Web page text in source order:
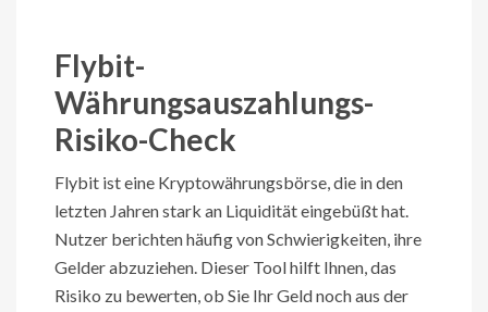
Flybit-
Währungsauszahlungs-
Risiko-Check
Flybit ist eine Kryptowährungsbörse, die in den
letzten Jahren stark an Liquidität eingebüßt hat.
Nutzer berichten häufig von Schwierigkeiten, ihre
Gelder abzuziehen. Dieser Tool hilft Ihnen, das
Risiko zu bewerten, ob Sie Ihr Geld noch aus der